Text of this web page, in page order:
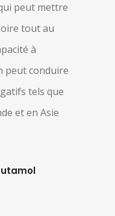
peut mettre
tout au
à
peut conduire
tels que
et en Asie